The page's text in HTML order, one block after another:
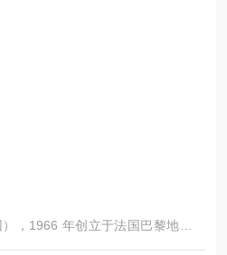
，1966 年创立于法国巴黎地区，
专业制造商，专注高压齿轮泵、齿